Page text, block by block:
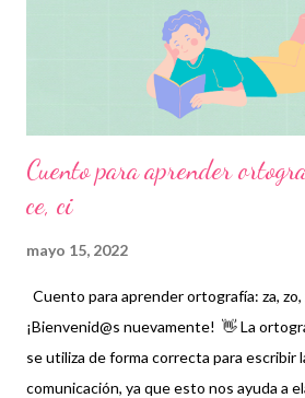
autores de tan estupendo material, que
buscan contribuir en las labores
docentes. Recordamos también que
Cuento para aprender
ce, ci
mayo 15, 2022
Cuento para aprender ortografía: za, zo,
¡Bienvenid@s nuevamente! 👋 La
se utiliza de forma correcta para escribir
comunicación, ya que esto nos ayuda a